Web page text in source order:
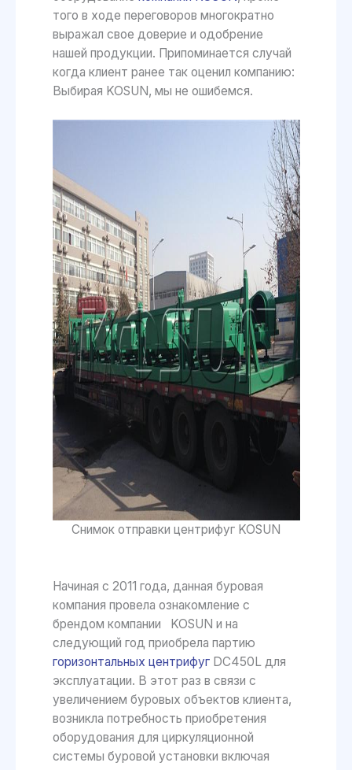
того в ходе переговоров многократно
выражал свое доверие и одобрение
нашей продукции. Припоминается случай
когда клиент ранее так оценил компанию:
Выбирая KOSUN, мы не ошибемся.
Снимок отправки центрифуг KOSUN
Начиная с 2011 года, данная буровая
компания провела ознакомление с
брендом компании KOSUN и на
следующий год приобрела партию
горизонтальных центрифугDC450L для
эксплуатации. В этот раз в связи с
увеличением буровых объектов клиента,
возникла потребность приобретения
оборудования для циркуляционной
системы буровой установки включая